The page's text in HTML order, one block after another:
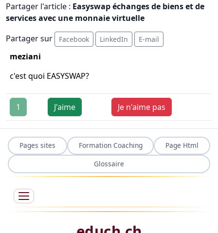
Partager l'article : Easyswap échanges de biens et de
services avec une monnaie virtuelle
Partager sur
Facebook LinkedIn E-mail
meziani
c'est quoi EASYSWAP?
1 J'aime Je n'aime pas
Pages sites Formation Coaching
Page Html
Glossaire